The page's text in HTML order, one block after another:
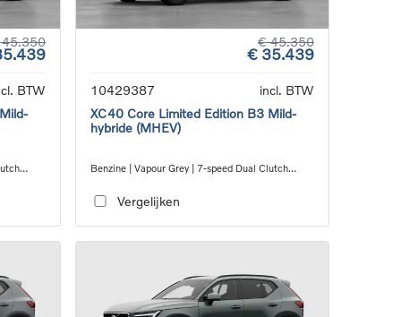
BTW
€ 45.350
€ 35.439
10429387
incl. BTW
XC40 Core Limited Edition B3 Mild-
hybride (MHEV)
Benzine | Vapour Grey | 7-speed Dual Clutch
Vergelijken